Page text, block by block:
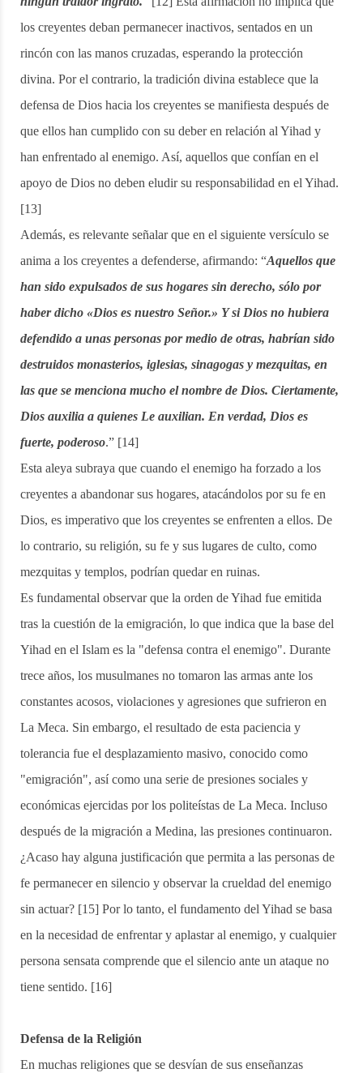
los creyentes deban permanecer inactivos, sentados en un
rincón con las manos cruzadas, esperando la protección
divina. Por el contrario, la tradición divina establece que la
defensa de Dios hacia los creyentes se manifiesta después de
que ellos han cumplido con su deber en relación al Yihad y
han enfrentado al enemigo. Así, aquellos que confían en el
apoyo de Dios no deben eludir su responsabilidad en el Yihad.
[13]
Además, es relevante señalar que en el siguiente versículo se
anima a los creyentes a defenderse, afirmando: “Aquellos que
han sido expulsados de sus hogares sin derecho, sólo por
haber dicho «Dios es nuestro Señor.» Y si Dios no hubiera
defendido a unas personas por medio de otras, habrían sido
destruidos monasterios, iglesias, sinagogas y mezquitas, en
las que se menciona mucho el nombre de Dios. Ciertamente,
Dios auxilia a quienes Le auxilian. En verdad, Dios es
fuerte, poderoso.” [14]
Esta aleya subraya que cuando el enemigo ha forzado a los
creyentes a abandonar sus hogares, atacándolos por su fe en
Dios, es imperativo que los creyentes se enfrenten a ellos. De
lo contrario, su religión, su fe y sus lugares de culto, como
mezquitas y templos, podrían quedar en ruinas.
Es fundamental observar que la orden de Yihad fue emitida
tras la cuestión de la emigración, lo que indica que la base del
Yihad en el Islam es la "defensa contra el enemigo". Durante
trece años, los musulmanes no tomaron las armas ante los
constantes acosos, violaciones y agresiones que sufrieron en
La Meca. Sin embargo, el resultado de esta paciencia y
tolerancia fue el desplazamiento masivo, conocido como
"emigración", así como una serie de presiones sociales y
económicas ejercidas por los politeístas de La Meca. Incluso
después de la migración a Medina, las presiones continuaron.
¿Acaso hay alguna justificación que permita a las personas de
fe permanecer en silencio y observar la crueldad del enemigo
sin actuar? [15] Por lo tanto, el fundamento del Yihad se basa
en la necesidad de enfrentar y aplastar al enemigo, y cualquier
persona sensata comprende que el silencio ante un ataque no
tiene sentido. [16]
Defensa de la Religión
En muchas religiones que se desvían de sus enseñanzas